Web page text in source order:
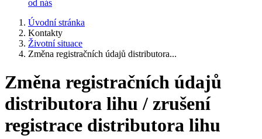
od nás
Úvodní stránka
Kontakty
Životní situace
Změna registračních údajů distributora...
Změna registračních údajů
distributora lihu / zrušení
registrace distributora lihu